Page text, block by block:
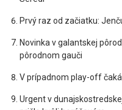
Prvý raz od začiatku:
Novinka v galantskej
pôrodnom gauči
V prípadnom play-off
Urgent v